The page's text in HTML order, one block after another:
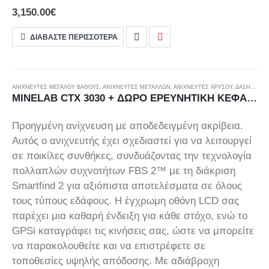
σάρωσης εδάφους που σας επιτρέπει να ανιχνεύετε υπόγειες
ένας πρακτικός ευέλικτος ανιχνευτής μετάλλων και τρισδιάστατος
σαρωτής εδάφους, το μοντέλο A2 προσφέρει ολοκληρωμένες και
συσκευή είναι εξοπλισμένη με έξι διαφορετικές λειτουργίες σάρωσης.
3,150.00€
ΔΙΑΒΆΣΤΕ ΠΕΡΙΣΣΌΤΕΡΑ
ΑΝΙΧΝΕΥΤΈΣ ΜΕΓΆΛΟΎ ΒΆΘΟΥΣ, ΑΝΙΧΝΕΥΤΕΣ ΜΕΤΑΛΛΩΝ , ΑΝΙΧΝΕΥΤΈΣ ΧΡΥΣΟΎ, ΔΆΣΗ ΚΑΙ ΒΟΥΝΆ
MINELAB CTX 3030 + ΔΩΡΟ ΕΡΕΥΝΗΤΙΚΗ ΚΕΦΑΛΗ ΜΙΝΕLAB 17”
Προηγμένη ανίχνευση με αποδεδειγμένη ακρίβεια.
Αυτός ο ανιχνευτής έχει σχεδιαστεί για να λειτουργεί
σε ποικίλες συνθήκες, συνδυάζοντας την τεχνολογία
πολλαπλών συχνοτήτων FBS 2™ με τη διάκριση
Smartfind 2 για αξιόπιστα αποτελέσματα σε όλους
τους τύπους εδάφους. Η έγχρωμη οθόνη LCD σας
παρέχει μια καθαρή ένδειξη για κάθε στόχο, ενώ το
GPSi καταγράφει τις κινήσεις σας, ώστε να μπορείτε
να παρακολουθείτε και να επιστρέφετε σε
τοποθεσίες υψηλής απόδοσης. Με αδιάβροχη